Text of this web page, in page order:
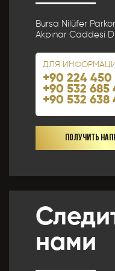
Bursa Nilüfer
Akpınar Caddesi
ДЛЯ
+90 224
+90 532 685
+90 532 638
ПОЛУЧИТЬ
нами
Sözleşmemin
anlayarak kabul